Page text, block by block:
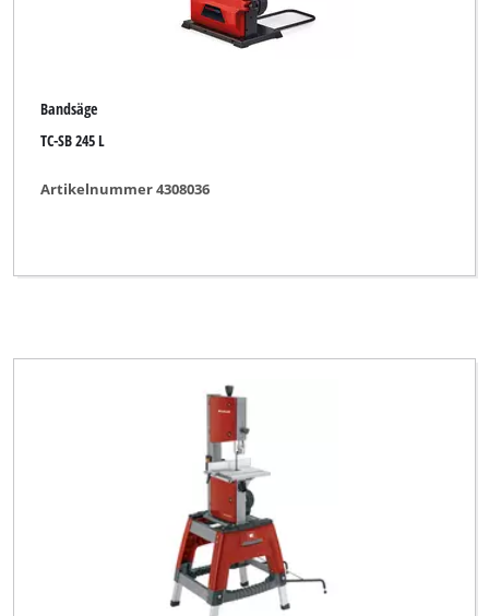
Bandsäge
TC-SB 245 L
Artikelnummer 4308036